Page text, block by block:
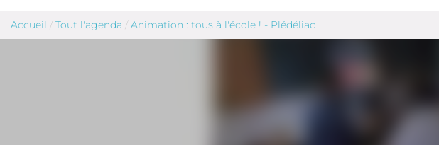
Accueil / Tout l'agenda / Animation : tous à l'école ! - Plédéliac